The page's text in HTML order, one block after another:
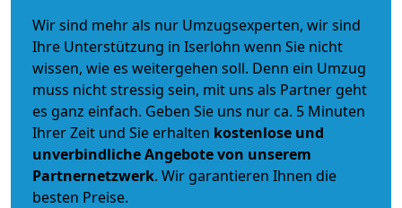
Wir sind mehr als nur Umzugsexperten, wir sind
Ihre Unterstützung in Iserlohn wenn Sie nicht
wissen, wie es weitergehen soll. Denn ein Umzug
muss nicht stressig sein, mit uns als Partner geht
es ganz einfach. Geben Sie uns nur ca. 5 Minuten
Ihrer Zeit und Sie erhalten kostenlose und
unverbindlicheAngebote von unserem
Partnernetzwerk. Wir garantieren Ihnen die
besten Preise.